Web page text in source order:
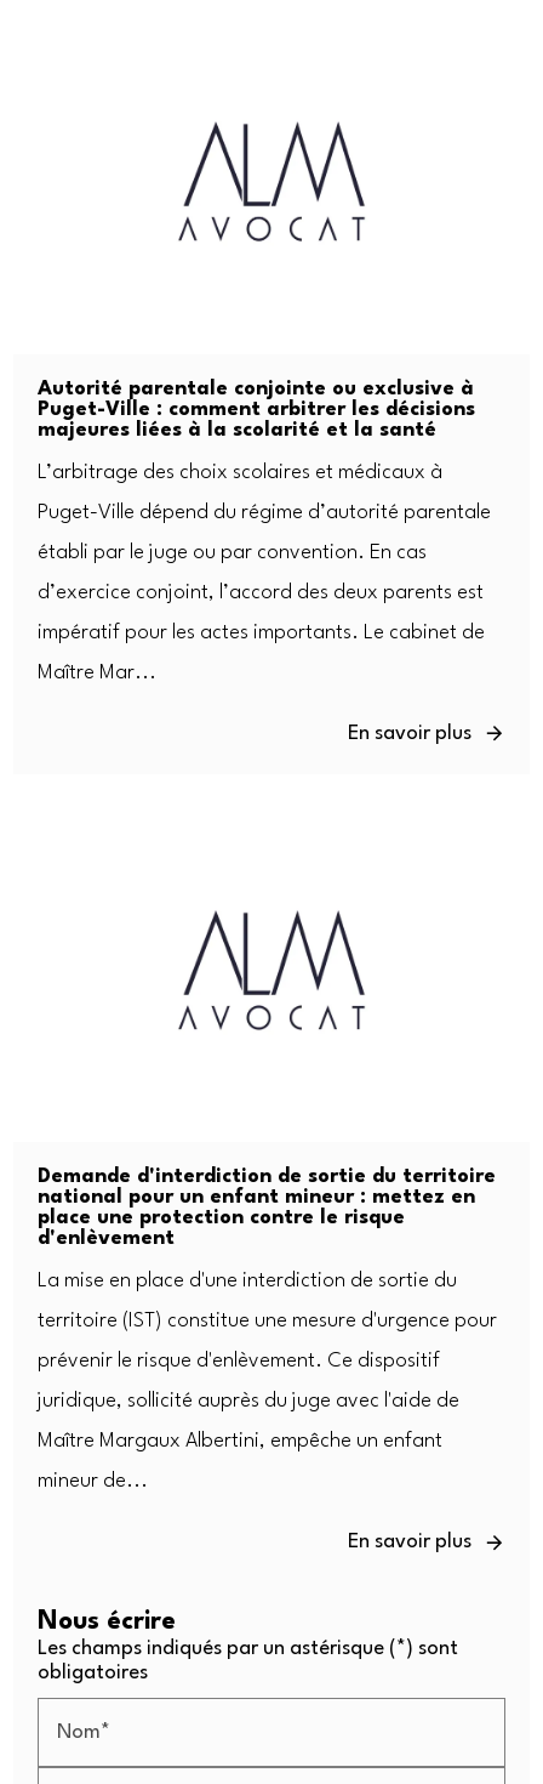
Autorité parentale conjointe ou exclusive à
Puget-Ville : comment arbitrer les décisions
majeures liées à la scolarité et la santé
L’arbitrage des choix scolaires et médicaux à
Puget-Ville dépend du régime d’autorité parentale
établi par le juge ou par convention. En cas
d’exercice conjoint, l’accord des deux parents est
impératif pour les actes importants. Le cabinet de
Maître Mar...
En savoir plus
Demande d'interdiction de sortie du territoire
national pour un enfant mineur : mettez en
place une protection contre le risque
d'enlèvement
La mise en place d'une interdiction de sortie du
territoire (IST) constitue une mesure d'urgence pour
prévenir le risque d'enlèvement. Ce dispositif
juridique, sollicité auprès du juge avec l'aide de
Maître Margaux Albertini, empêche un enfant
mineur de...
En savoir plus
Nous écrire
Les champs indiqués par un astérisque (*) sont
obligatoires
Nom*